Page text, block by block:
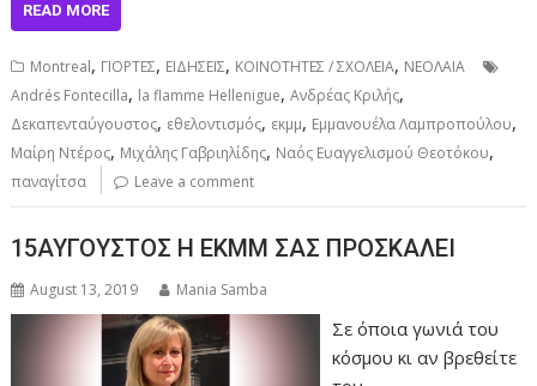
READ MORE
Montreal, ΓΙΟΡΤΕΣ, ΕΙΔΗΣΕΙΣ, ΚΟΙΝΟΤΗΤΕΣ / ΣΧΟΛΕΙΑ, ΝΕΟΛΑΙΑ
Andrés Fontecilla, la flamme Hellenigue,Ανδρέας Κριλής,
Δεκαπενταύγουστος, εθελοντισμός, εκμμ, Εμμανουέλα Λαμπροπούλου,
Μαίρη Ντέρος, Μιχάλης Γαβριηλίδης, Ναός Ευαγγελισμού Θεοτόκου,
παναγίτσα Leave a comment
15ΑΥΓΟΥΣΤΟΣ Η ΕΚΜΜ ΣΑΣ ΠΡΟΣΚΑΛΕΙ
August 13, 2019 Mania Samba
Σε όποια γωνιά του
κόσμου κι αν βρεθείτε